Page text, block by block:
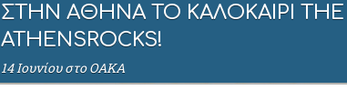
ΣΤΗΝ ΑΘΗΝΑ ΤΟ ΚΑΛΟΚΑΙΡΙ THE
ATHENSROCKS!
14 Ιουνίου στο ΟΑΚΑ